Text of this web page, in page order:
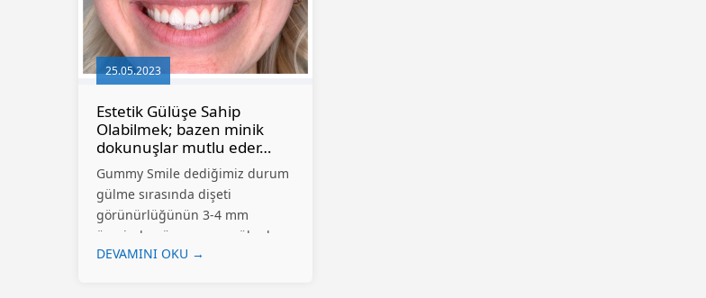
25.05.2023
Estetik Gülüşe Sahip
Olabilmek; bazen minik
dokunuşlar mutlu eder…
Gummy Smile dediğimiz durum
gülme sırasında dişeti
görünürlüğünün 3-4 mm
üzerinde göze çarpan yüksek
gülme hattıdır. Kas
DEVAMINI OKU →